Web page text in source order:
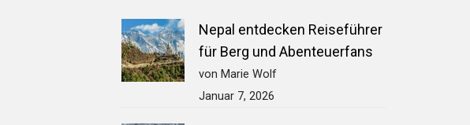
Nepal entdecken Reiseführer
für Berg und Abenteuerfans
von Marie Wolf
Januar 7, 2026